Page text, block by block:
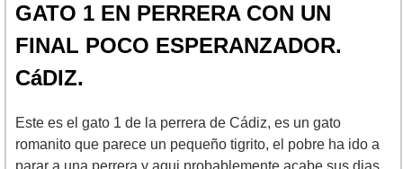
GATO 1 EN PERRERA CON UN
FINAL POCO ESPERANZADOR.
CáDIZ.
Este es el gato 1 de la perrera de Cádiz, es un gato
romanito que parece un pequeño tigrito, el pobre ha ido a